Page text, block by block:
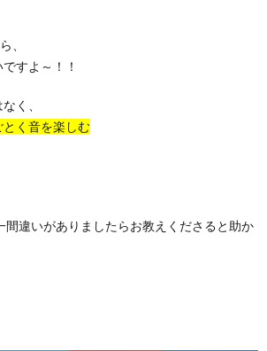
、
すよ～！！
く、
く音を楽しむ
違いがありましたらお教えくださると助か